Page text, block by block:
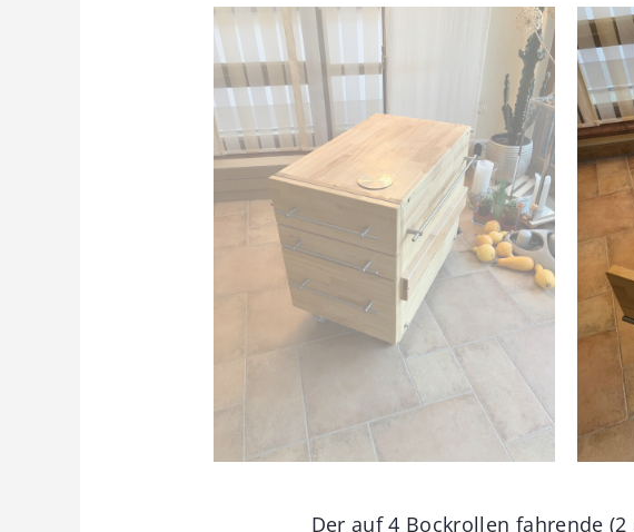
Der auf 4 Bockrollen fahrende